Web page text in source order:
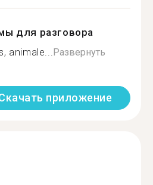
для разговора
animale...Развернуть
приложение